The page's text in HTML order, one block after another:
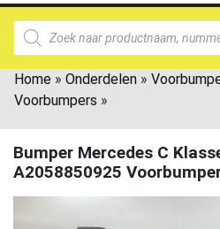
Home » Onderdelen »
Voorbumpers »
Bumper Mercedes C
A2058850925